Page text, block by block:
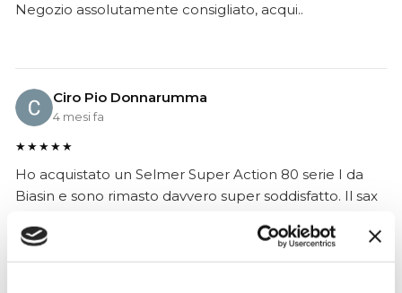
Negozio assolutamente consigliato, acqui..
Ciro Pio Donnarumma
4 mesi fa
★★★★★
Ho acquistato un Selmer Super Action 80 serie I da
Biasin e sono rimasto davvero super soddisfatto. Il sax
imballato e conforme alla descrizione. Il negozio si è
dimostrato serio e professionale,..